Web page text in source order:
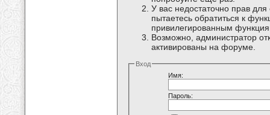
У вас недостаточно прав
пытаетесь обратиться к
привилегированным
Возможно, администратор
активированы на форуме.
Вход
Имя:
Пароль: